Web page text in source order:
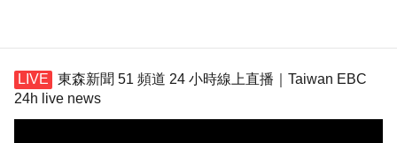
東森新聞 51 頻道 24 小時線上直播｜Taiwan EBC
24h live news